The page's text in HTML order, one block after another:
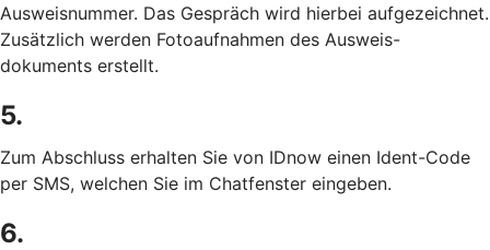
Ausweisnummer. Das Gespräch wird hierbei aufgezeichnet.
Zusätzlich werden Fotoaufnahmen des Ausweis-
dokuments erstellt.
5.
Zum Abschluss erhalten Sie von IDnow einen Ident-Code
per SMS, welchen Sie im Chatfenster eingeben.
6.